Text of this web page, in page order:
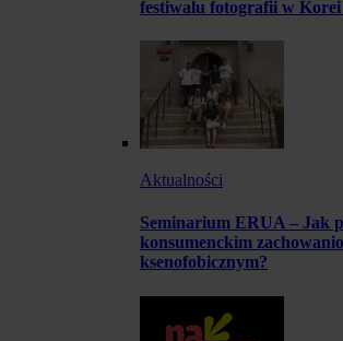
festiwalu fotografii w Korei
Aktualności
Seminarium ERUA – Jak
konsumenckim
ksenofobicznym?